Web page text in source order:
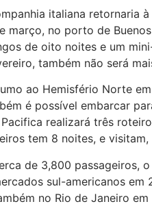
italiana retornaria
março, no porto de
de oito noites e um
também não será
ao Hemisfério Norte
é possível embarcar
realizará três
tem 8 noites, e
de 3,800 passageiros,
sul-americanos
no Rio de Janeiro